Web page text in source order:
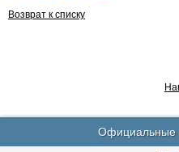
Возврат к списку
Официальные